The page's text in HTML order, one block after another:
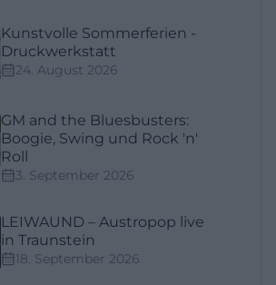
Kunstvolle Sommerferien -
Druckwerkstatt
24. August 2026
GM and the Bluesbusters:
Boogie, Swing und Rock 'n'
Roll
3. September 2026
LEIWAUND – Austropop live
in Traunstein
18. September 2026